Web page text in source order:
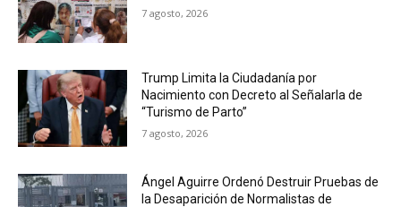
7 agosto, 2026
Trump Limita la Ciudadanía por
Nacimiento con Decreto al Señalarla de
“Turismo de Parto”
7 agosto, 2026
Ángel Aguirre Ordenó Destruir Pruebas de
la Desaparición de Normalistas de